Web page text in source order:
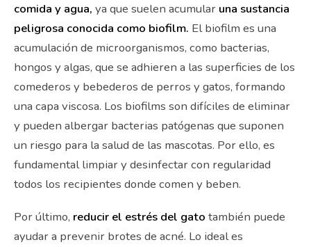
comida y agua, ya que suelen acumular una sustancia
peligrosa conocida como biofilm. El biofilm es una
acumulación de microorganismos, como bacterias,
hongos y algas, que se adhieren a las superficies de los
comederos y bebederos de perros y gatos, formando
una capa viscosa. Los biofilms son difíciles de eliminar
y pueden albergar bacterias patógenas que suponen
un riesgo para la salud de las mascotas. Por ello, es
fundamental limpiar y desinfectar con regularidad
todos los recipientes donde comen y beben.
Por último, reducir el estrés del gato también puede
ayudar a prevenir brotes de acné. Lo ideal es